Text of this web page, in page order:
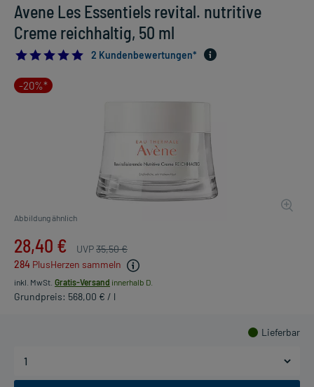
Avene Les Essentiels revital. nutritive
Creme reichhaltig, 50 ml
5.0
2 Kundenbewertungen*
-20%*
Abbildung ähnlich
28,40 € UVP35,50 €
284 PlusHerzen sammeln
inkl. MwSt. Gratis-Versand innerhalb D.
Grundpreis: 568,00 € / l
Lieferbar